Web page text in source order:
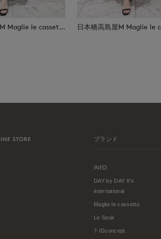
日本橋高島屋M Maglie le cassetto
ブランド
INED
DAY by DAY It's
international
Maglie le cassetto
Le Souk
7-IDconcept.